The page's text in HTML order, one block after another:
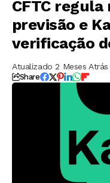
CFTC
previsão e
verificação
Atualizado 2 Meses Atrás
Share